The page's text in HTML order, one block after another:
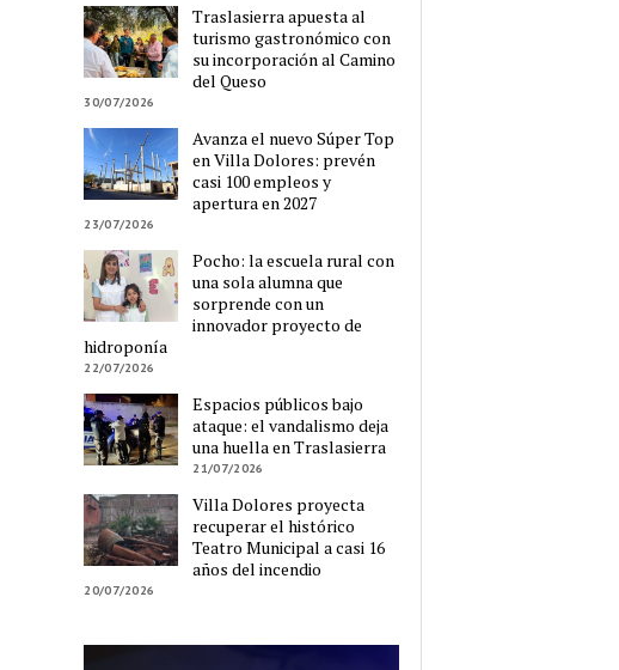
Traslasierra apuesta al
turismo gastronómico con
su incorporación al Camino
del Queso
30/07/2026
Avanza el nuevo Súper Top
en Villa Dolores: prevén
casi 100 empleos y
apertura en 2027
23/07/2026
Pocho: la escuela rural con
una sola alumna que
sorprende con un
innovador proyecto de
hidroponía
22/07/2026
Espacios públicos bajo
ataque: el vandalismo deja
una huella en Traslasierra
21/07/2026
Villa Dolores proyecta
recuperar el histórico
Teatro Municipal a casi 16
años del incendio
20/07/2026